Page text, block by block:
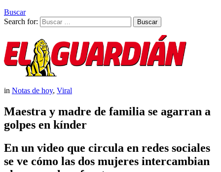
Buscar
Search for:
Buscar
in Notas de hoy, Viral
Maestra y madre de familia se agarran a
golpes en kínder
En un video que circula en redes sociales
se ve cómo las dos mujeres intercambian